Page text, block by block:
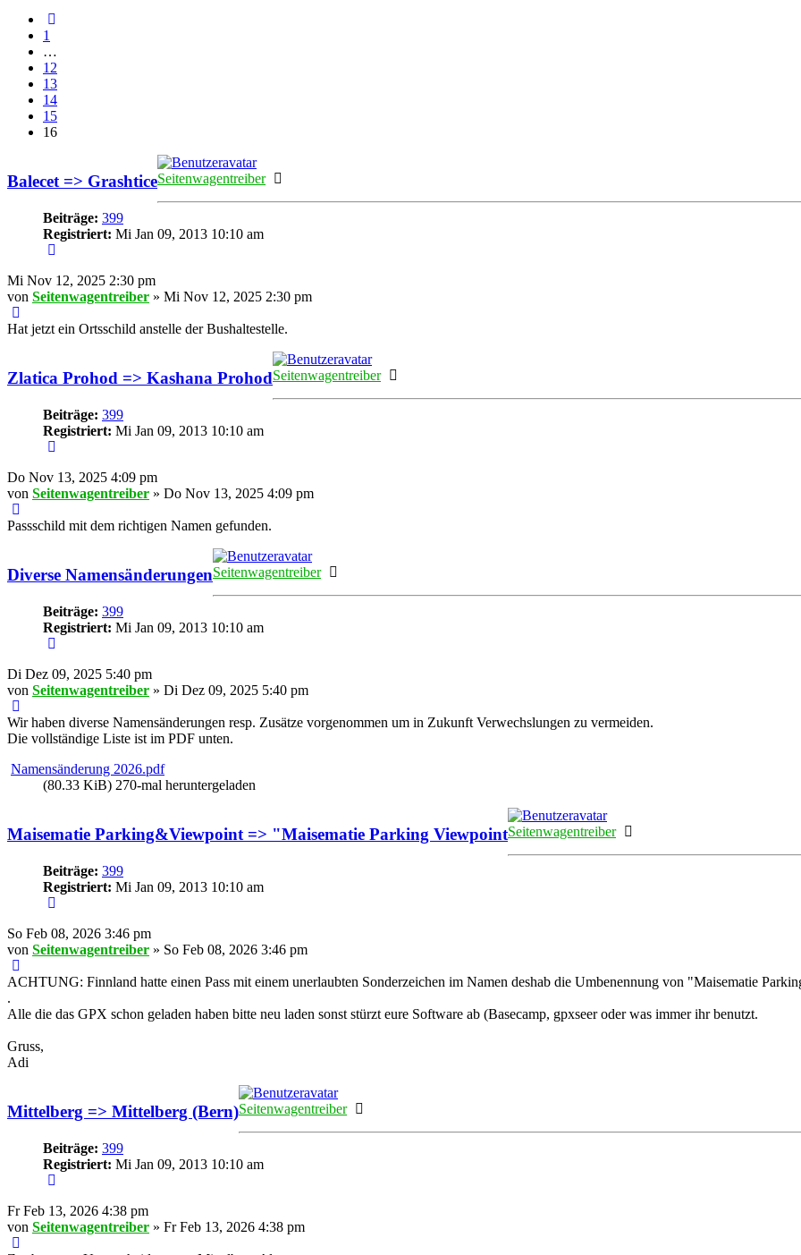
1
…
12
13
14
15
16
Balecet => GrashticeSeitenwagentreiber
Beiträge: 399
Registriert: Mi Jan 09, 2013 10:10 am
Mi Nov 12, 2025 2:30 pm
von Seitenwagentreiber » Mi Nov 12, 2025 2:30 pm
Hat jetzt ein Ortsschild anstelle der Bushaltestelle.
Zlatica Prohod => Kashana ProhodSeitenwagentreiber
Beiträge: 399
Registriert: Mi Jan 09, 2013 10:10 am
Do Nov 13, 2025 4:09 pm
von Seitenwagentreiber » Do Nov 13, 2025 4:09 pm
Passschild mit dem richtigen Namen gefunden.
Diverse NamensänderungenSeitenwagentreiber
Beiträge: 399
Registriert: Mi Jan 09, 2013 10:10 am
Di Dez 09, 2025 5:40 pm
von Seitenwagentreiber » Di Dez 09, 2025 5:40 pm
Wir haben diverse Namensänderungen resp. Zusätze vorgenommen um in Zukunft Verwechslungen zu vermeiden.
Die vollständige Liste ist im PDF unten.
Namensänderung 2026.pdf
(80.33 KiB) 270-mal heruntergeladen
Maisematie Parking&Viewpoint => "Maisematie Parking ViewpointSeitenwagentreiber
Beiträge: 399
Registriert: Mi Jan 09, 2013 10:10 am
So Feb 08, 2026 3:46 pm
von Seitenwagentreiber » So Feb 08, 2026 3:46 pm
ACHTUNG: Finnland hatte einen Pass mit einem unerlaubten Sonderzeichen im Namen deshab die Umbenennung von "Maisematie
.
Alle die das GPX schon geladen haben bitte neu laden sonst stürzt eure Software ab (Basecamp, gpxseer oder was immer ihr benutzt.
Gruss,
Adi
Mittelberg => Mittelberg (Bern)Seitenwagentreiber
Beiträge: 399
Registriert: Mi Jan 09, 2013 10:10 am
Fr Feb 13, 2026 4:38 pm
von Seitenwagentreiber » Fr Feb 13, 2026 4:38 pm